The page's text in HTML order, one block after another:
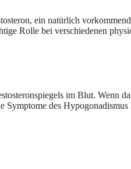
ein natürlich
Rolle bei verschiedenen
im Blut. Wenn
Symptome des